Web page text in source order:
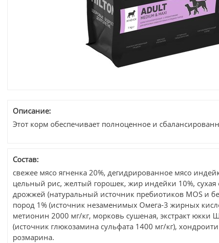
Описание:
Этот корм обеспечивает полноценное и
Состав:
свежее мясо ягненка 20%, дегидрированное мясо
цельный рис, желтый горошек, жир индейки 10%, сухая
дрожжей (натуральный источник пребиотиков MOS и
пород 1% (источник незаменимых Омега-3 жирных
метионин 2000 мг/кг, морковь сушеная, экстракт
(источник глюкозамина сульфата 1400 мг/кг),
розмарина.